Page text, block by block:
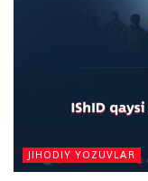
JIHODIY YOZUVLAR